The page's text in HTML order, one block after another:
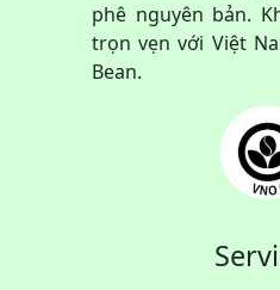
phê nguyên bản.
trọn vẹn với Việt
Bean.